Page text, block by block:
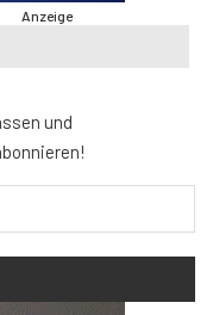
Anzeige
und